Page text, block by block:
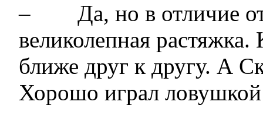
– Да, но в отличие от
великолепная
ближе друг к другу. А
Хорошо играл